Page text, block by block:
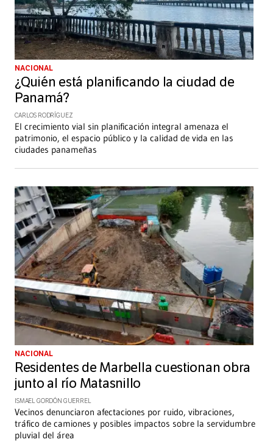
NACIONAL
¿Quién está planificando la ciudad de
Panamá?
CARLOS RODRÍGUEZ
El crecimiento vial sin planificación integral amenaza el
patrimonio, el espacio público y la calidad de vida en las
ciudades panameñas
NACIONAL
Residentes de Marbella cuestionan obra
junto al río Matasnillo
ISMAEL GORDÓN GUERREL
Vecinos denunciaron afectaciones por ruido, vibraciones,
tráfico de camiones y posibles impactos sobre la servidumbre
pluvial del área